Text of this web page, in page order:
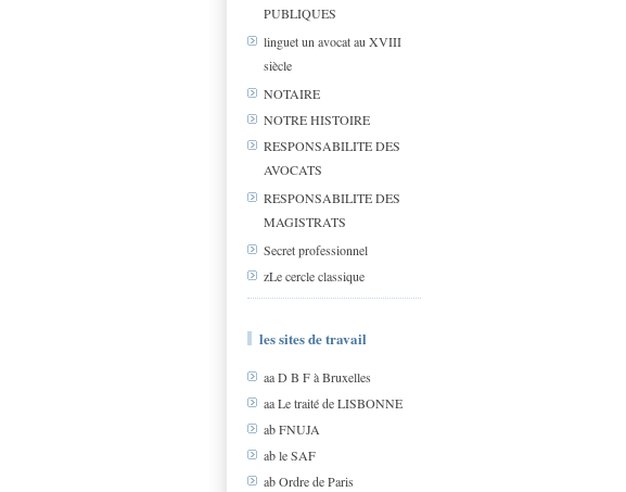
PUBLIQUES
linguet un avocat au XVIII
siècle
NOTAIRE
NOTRE HISTOIRE
RESPONSABILITE DES
AVOCATS
RESPONSABILITE DES
MAGISTRATS
Secret professionnel
zLe cercle classique
les sites de travail
aa D B F à Bruxelles
aa Le traité de LISBONNE
ab FNUJA
ab le SAF
ab Ordre de Paris